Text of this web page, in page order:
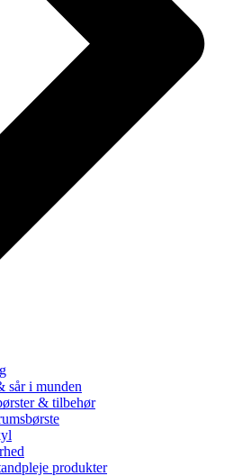
sår i munden
& tilbehør
produkter